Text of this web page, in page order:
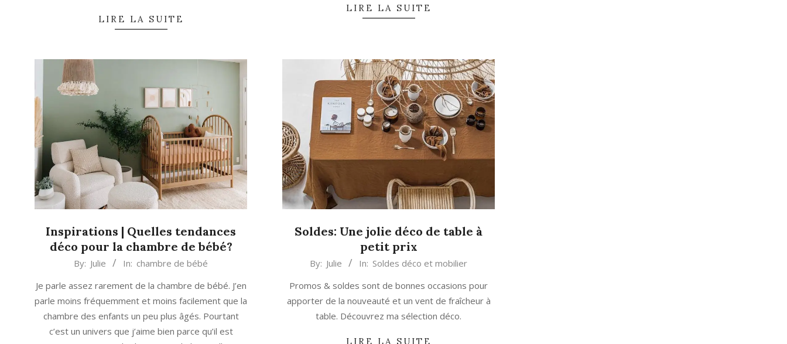
LIRE LA SUITE
LIRE LA SUITE
Inspirations | Quelles tendances
déco pour la chambre de bébé?
09
By: Julie In: chambre de bébé
Je parle assez rarement de la chambre de bébé. J’en
parle moins fréquemment et moins facilement que la
chambre des enfants un peu plus âgés. Pourtant
c’est un univers que j’aime bien parce qu’il est
Soldes: Une jolie déco de table à
petit prix
04
By: Julie In: Soldes déco et mobilier
Promos & soldes sont de bonnes occasions pour
apporter de la nouveauté et un vent de fraîcheur à
table. Découvrez ma sélection déco.
LIRE LA SUITE